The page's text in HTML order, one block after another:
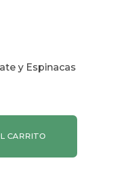
y Espinacas
CARRITO